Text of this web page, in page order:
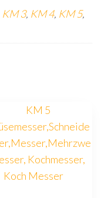
KM 3, KM 4, KM 5,